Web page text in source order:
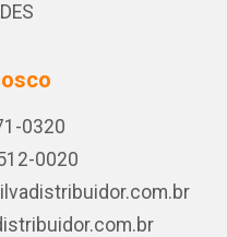
0320
0020